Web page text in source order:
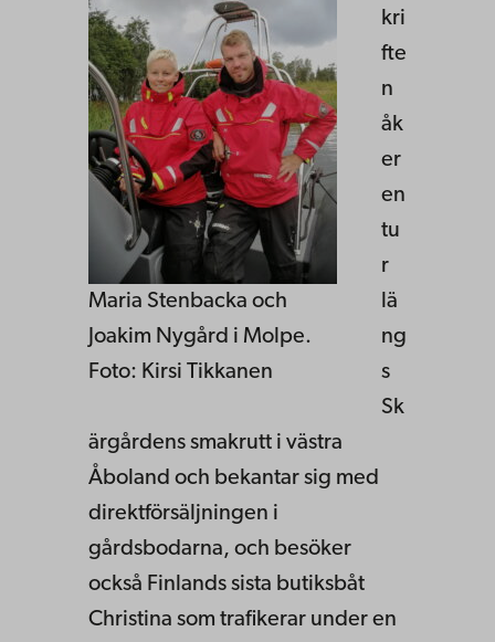
Maria Stenbacka och
Joakim Nygård i Molpe.
Foto: Kirsi Tikkanen
kri
fte
n
åk
er
en
tu
r
lä
ng
s
Sk
ärgårdens smakrutt i västra
Åboland och bekantar sig med
direktförsäljningen i
gårdsbodarna, och besöker
också Finlands sista butiksbåt
Christina som trafikerar under en